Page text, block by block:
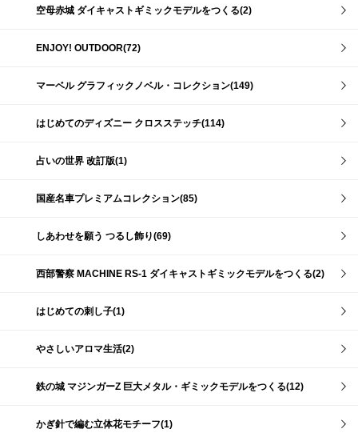
空母赤城 ダイキャストギミックモデルをつくる(2)
ENJOY! OUTDOOR(72)
マーベル グラフィックノベル・コレクション(149)
はじめてのディズニー クロスステッチ(114)
占いの世界 改訂版(1)
国産名車プレミアムコレクション(85)
しあわせを願う つるし飾り(69)
西部警察 MACHINE RS-1 ダイキャストギミックモデルをつくる(2)
はじめての刺し子(1)
やさしいアロマ生活(2)
鉄の城 マジンガーZ 巨大メタル・ギミックモデルをつくる(12)
かぎ針で編む立体花モチーフ(1)